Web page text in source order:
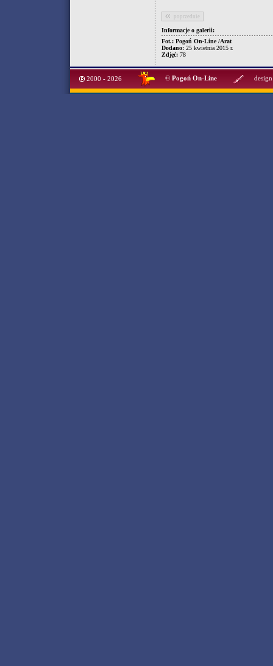
poprzednie
Informacje o galerii:
Fot.: Pogoń On-Line /Arat
Dodano: 25 kwietnia 2015 r.
Zdjęć: 78
2000 - 2026 © Pogoń On-Line